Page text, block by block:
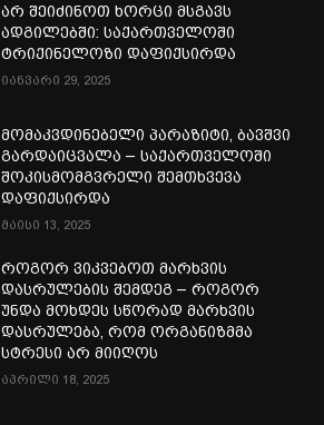
არ შეიძინოთ ხორცი მსგავს
ადგილებში: საქართველოში
ტრიქინელოზი დაფიქსირდა
იანვარი 29, 2025
მომაკვდინებელი პარაზიტი, ბავშვი
გარდაიცვალა – საქართველოში
შოკისმომგვრელი შემთხვევა
დაფიქსირდა
მაისი 13, 2025
როგორ ვიკვებოთ მარხვის
დასრულების შემდეგ – როგორ
უნდა მოხდეს სწორად მარხვის
დასრულება, რომ ორგანიზმმა
სტრესი არ მიიღოს
აპრილი 18, 2025